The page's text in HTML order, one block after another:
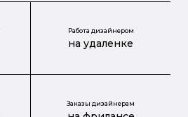
Работа дизайнером
на удаленке
Заказы дизайнерам